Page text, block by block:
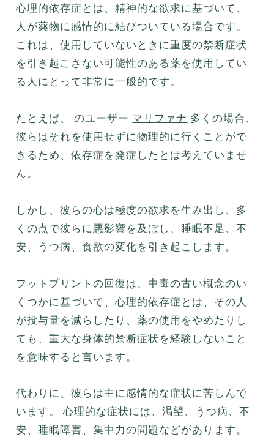
心理的依存症とは、精神的な欲求に基づいて、
人が薬物に感情的に結びついている場合です。
これは、使用していないときに重度の禁断症状
を引き起こさない可能性のある薬を使用してい
る人にとって非常に一般的です。
たとえば、 のユーザー マリファナ 多くの場合、
彼らはそれを使用せずに物理的に行くことがで
きるため、依存症を発症したとは考えていませ
ん。
しかし、彼らの心は極度の欲求を生み出し、多
くの点で彼らに悪影響を及ぼし、睡眠不足、不
安、うつ病、食欲の変化を引き起こします。
フットプリントの回復は、中毒の古い概念のい
くつかに基づいて、心理的依存症とは、その人
が投与量を減らしたり、薬の使用をやめたりし
ても、重大な身体的禁断症状を経験しないこと
を意味すると言います。
代わりに、彼らは主に感情的な症状に苦しんで
います。 心理的な症状には、渇望、うつ病、不
安、睡眠障害、集中力の問題などがあります。